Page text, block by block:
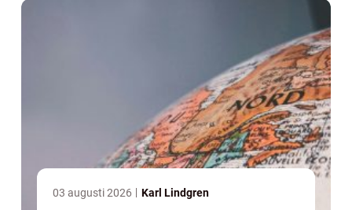
03 augusti 2026 Karl Lindgren